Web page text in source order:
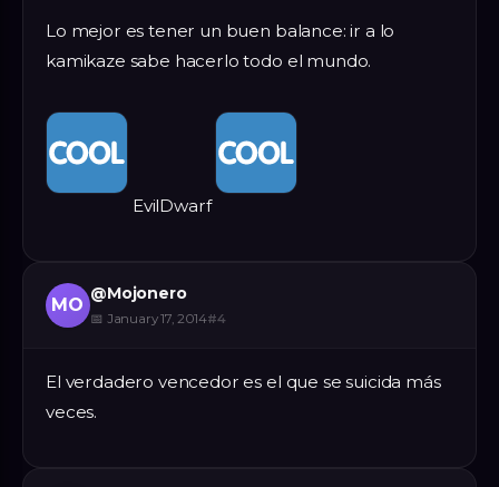
Lo mejor es tener un buen balance: ir a lo
kamikaze sabe hacerlo todo el mundo.
EvilDwarf
MO
@Mojonero
📅 January 17, 2014#4
El verdadero vencedor es el que se suicida más
veces.